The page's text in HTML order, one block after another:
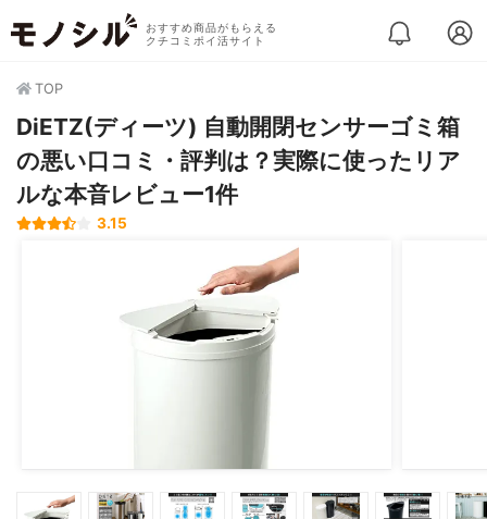
おすすめ商品がもらえる
クチコミポイ活サイト
TOP
DiETZ(ディーツ) 自動開閉センサーゴミ箱
の悪い口コミ・評判は？実際に使ったリア
ルな本音レビュー1件
3.15